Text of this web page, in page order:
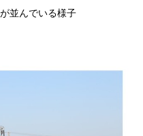
並んでいる様子